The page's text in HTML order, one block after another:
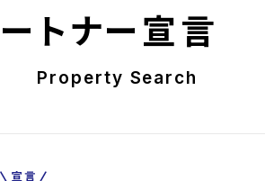
トナー宣言
Property Search